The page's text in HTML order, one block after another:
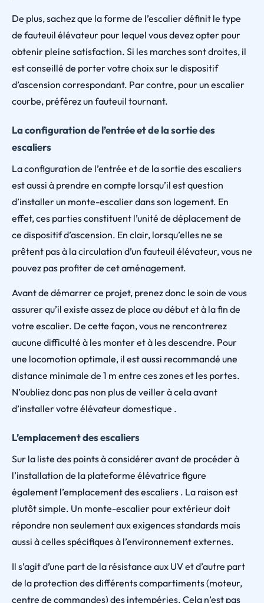
De plus, sachez que la forme de l’escalier définit le type
de fauteuil élévateur pour lequel vous devez opter pour
obtenir pleine satisfaction. Si les marches sont droites, il
est conseillé de porter votre choix sur le dispositif
d’ascension correspondant. Par contre, pour un escalier
courbe, préférez un fauteuil tournant.
La configuration de l’entrée et de la sortie des
escaliers
La configuration de l’entrée et de la sortie des escaliers
est aussi à prendre en compte lorsqu’il est question
d’installer un monte-escalier dans son logement. En
effet, ces parties constituent l’unité de déplacement de
ce dispositif d’ascension. En clair, lorsqu’elles ne se
prêtent pas à la circulation d’un fauteuil élévateur, vous ne
pouvez pas profiter de cet aménagement.
Avant de démarrer ce projet, prenez donc le soin de vous
assurer qu’il existe assez de place au début et à la fin de
votre escalier. De cette façon, vous ne rencontrerez
aucune difficulté à les monter et à les descendre. Pour
une locomotion optimale, il est aussi recommandé une
distance minimale de 1 m entre ces zones et les portes.
N’oubliez donc pas non plus de veiller à cela avant
d’installer votre élévateur domestique .
L’emplacement des escaliers
Sur la liste des points à considérer avant de procéder à
l’installation de la plateforme élévatrice figure
également l’emplacement des escaliers . La raison est
plutôt simple. Un monte-escalier pour extérieur doit
répondre non seulement aux exigences standards mais
aussi à celles spécifiques à l’environnement externes.
Il s’agit d’une part de la résistance aux UV et d’autre part
de la protection des différents compartiments (moteur,
centre de commandes) des intempéries. Cela n’est pas